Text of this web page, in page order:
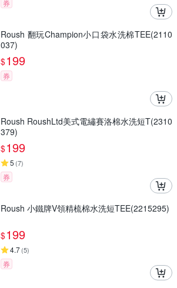
券
Roush 翻玩Champion小口袋水洗棉TEE(2110
037)
$199
券
Roush RoushLtd美式電繡賽洛棉水洗短T(2310
379)
$199
5 (7)
券
Roush 小鐵牌V領精梳棉水洗短TEE(2215295)
$199
4.7(5)
券